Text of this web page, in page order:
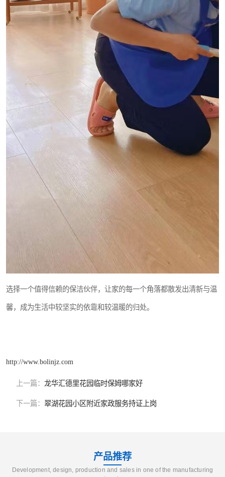
选择一个值得信赖的保洁伙伴，让家的每一个角落都散发出清新与温
馨，成为生活中较坚实的依靠和较温暖的归处。
http://www.bolinjz.com
上一篇： 龙华汇德里花园临时保姆哪家好
下一篇： 翠湖花园小区附近家政服务持证上岗
产品推荐
Development, design, production and sales in one of the manufacturing